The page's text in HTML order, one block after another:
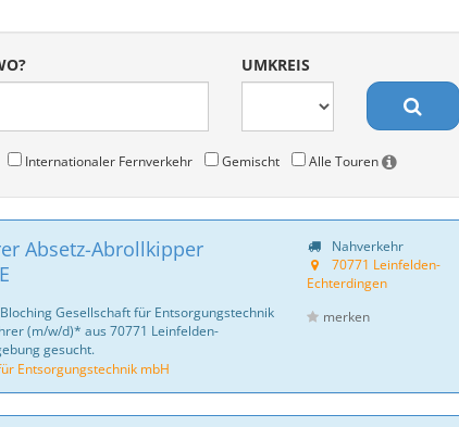
UMKREIS
Internationaler Fernverkehr Gemischt Alle Touren
Absetz-Abrollkipper
Gesellschaft für Entsorgungstechnik
(m/w/d)* aus 70771 Leinfelden-
gesucht.
Entsorgungstechnik mbH
Nahverkehr
70771 Leinfelden-
Echterdingen
merken